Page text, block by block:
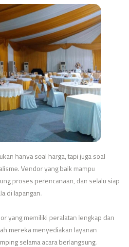
hanya soal harga, tapi juga soal
Vendor yang baik mampu
proses perencanaan, dan selalu siap
di lapangan.
yang memiliki peralatan lengkap dan
mereka menyediakan layanan
selama acara berlangsung.